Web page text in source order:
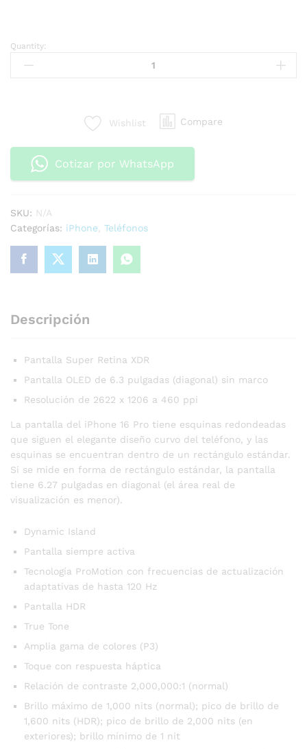
Quantity:
Wishlist Compare
Cotizar por WhatsApp
SKU: N/A
Categorías: iPhone Teléfonos
Descripción
Pantalla Super Retina XDR
Pantalla OLED de 6.3 pulgadas (diagonal) sin marco
Resolución de 2622 x 1206 a 460 ppi
La pantalla del iPhone 16 Pro tiene esquinas redondeadas
que siguen el elegante diseño curvo del teléfono, y las
esquinas se encuentran dentro de un rectángulo estándar.
Si se mide en forma de rectángulo estándar, la pantalla
tiene 6.27 pulgadas en diagonal (el área real de
visualización es menor).
Dynamic Island
Pantalla siempre activa
Tecnología ProMotion con frecuencias de actualización
adaptativas de hasta 120 Hz
Pantalla HDR
True Tone
Amplia gama de colores (P3)
Toque con respuesta háptica
Relación de contraste 2,000,000:1 (normal)
Brillo máximo de 1,000 nits (normal); pico de brillo de
1,600 nits (HDR); pico de brillo de 2,000 nits (en
exteriores); brillo mínimo de 1 nit